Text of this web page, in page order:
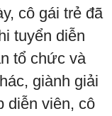
cô gái trẻ đã
tuyển diễn
tổ chức và
giành giải
diễn viên, cô